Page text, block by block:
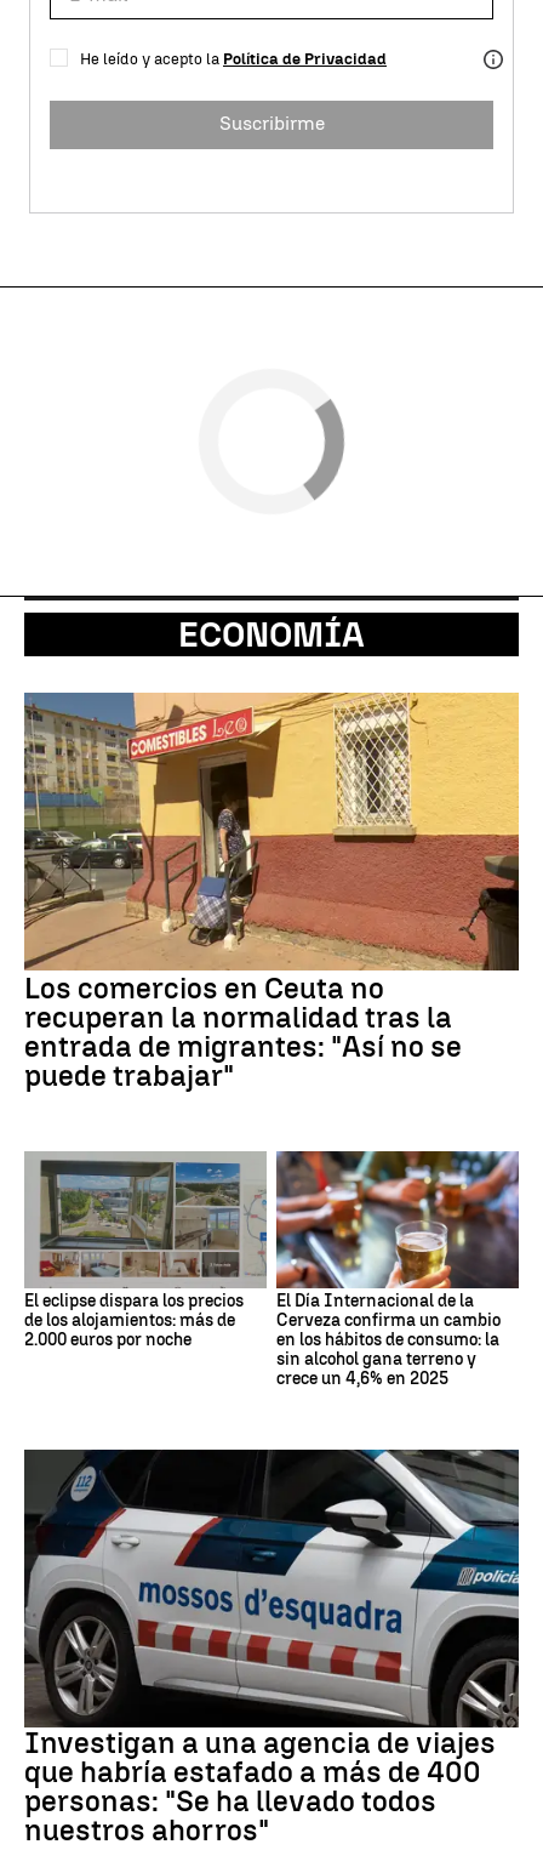
He leído y acepto la Política de Privacidad
Suscribirme
ECONOMÍA
Los comercios en Ceuta no
recuperan la normalidad tras la
entrada de migrantes: "Así no se
puede trabajar"
El eclipse dispara los precios
de los alojamientos: más de
2.000 euros por noche
El Día Internacional de la
Cerveza confirma un cambio
en los hábitos de consumo: la
sin alcohol gana terreno y
crece un 4,6% en 2025
Estafa
Investigan a una agencia de viajes
que habría estafado a más de 400
personas: "Se ha llevado todos
nuestros ahorros"